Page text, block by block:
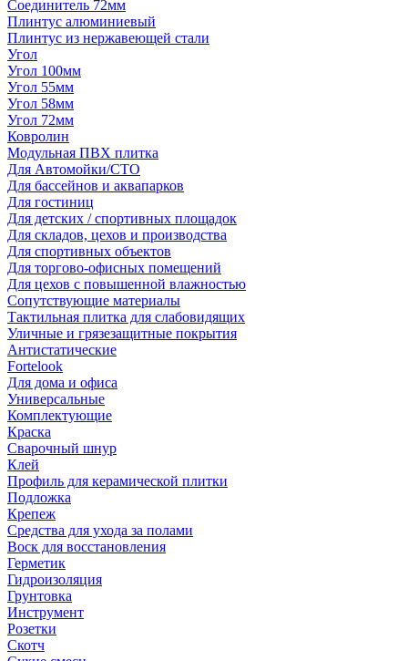
Соединитель 72мм
Плинтус алюминиевый
Плинтус из нержавеющей стали
Угол
Угол 100мм
Угол 55мм
Угол 58мм
Угол 72мм
Ковролин
Модульная ПВХ плитка
Для Автомойки/СТО
Для бассейнов и аквапарков
Для гостиниц
Для детских / спортивных площадок
Для складов, цехов и производства
Для спортивных объектов
Для торгово-офисных помещений
Для цехов с повышенной влажностью
Сопутствующие материалы
Тактильная плитка для слабовидящих
Уличные и грязезащитные покрытия
Антистатические
Fortelook
Для дома и офиса
Универсальные
Комплектующие
Краска
Сварочный шнур
Клей
Профиль для керамической плитки
Подложка
Крепеж
Средства для ухода за полами
Воск для восстановления
Герметик
Гидроизоляция
Грунтовка
Инструмент
Розетки
Скотч